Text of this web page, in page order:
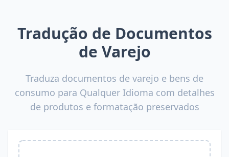
Tradução de Documentos
de Varejo
Traduza documentos de varejo e bens de
consumo para Qualquer Idioma com detalhes
de produtos e formatação preservados